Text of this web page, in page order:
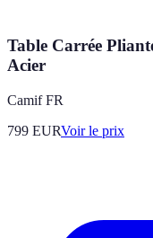
Table Carrée
Acier
Camif FR
799 EURVoir le prix